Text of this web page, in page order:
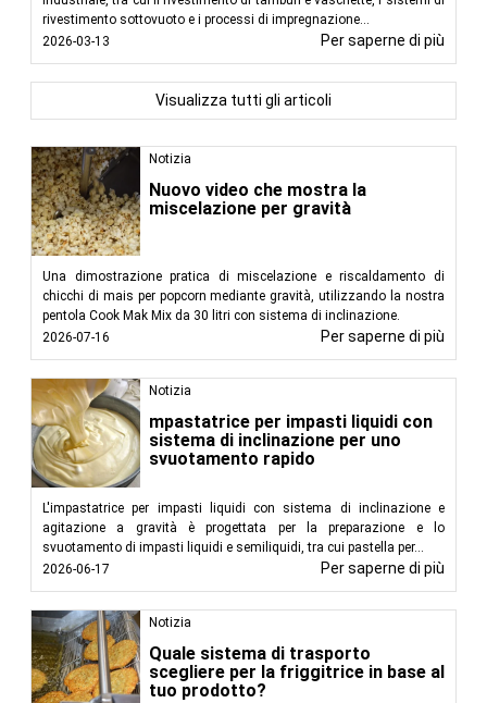
Notizia
Nuovo video che mostra la
miscelazione per gravità
Una dimostrazione pratica di miscelazione e riscaldamento di
chicchi di mais per popcorn mediante gravità, utilizzando la nostra
pentola Cook Mak Mix da 30 litri con sistema di inclinazione.
2026-07-16
Per saperne di più
Notizia
mpastatrice per impasti liquidi con
sistema di inclinazione per uno
svuotamento rapido
L'impastatrice per impasti liquidi con sistema di inclinazione e
agitazione a gravità è progettata per la preparazione e lo
svuotamento di impasti liquidi e semiliquidi, tra cui pastella per...
2026-06-17
Per saperne di più
Notizia
Quale sistema di trasporto
scegliere per la friggitrice in base al
tuo prodotto?
rivestimento sottovuoto e i processi di impregnazione...
2026-03-13
Per saperne di più
Visualizza tutti gli articoli